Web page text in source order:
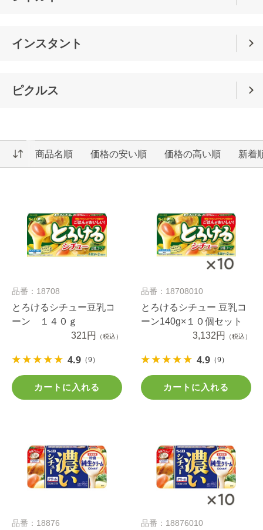
インスタント
ピクルス
商品名順 価格の安い順 価格の高い順 新着
品番：18708
とろけるシチュー豆乳コ
ーン １４０ｇ
321円
（税込）
4.9 （9）
カートに入れる
品番：18708010
とろけるシチュー 豆乳コ
ーン140g×１０個セット
3,132円
（税込）
4.9 （9）
カートに入れる
品番：18876 品番：18876010